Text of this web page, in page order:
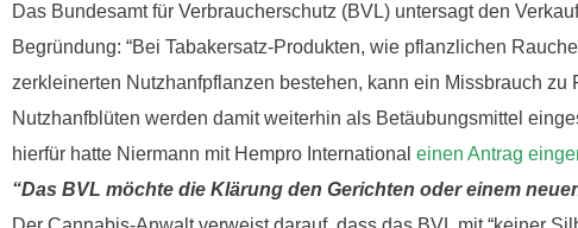
Das Bundesamt für Verbraucherschutz (BVL) untersagt den
Begründung: “Bei Tabakersatz-Produkten, wie pflanzlichen
zerkleinerten Nutzhanfpflanzen bestehen, kann ein Missbrauch
Nutzhanfblüten werden damit weiterhin als Betäubungsmittel
hierfür hatte Niermann mit Hempro International einen Antrag
“Das BVL möchte die Klärung den Gerichten oder einem